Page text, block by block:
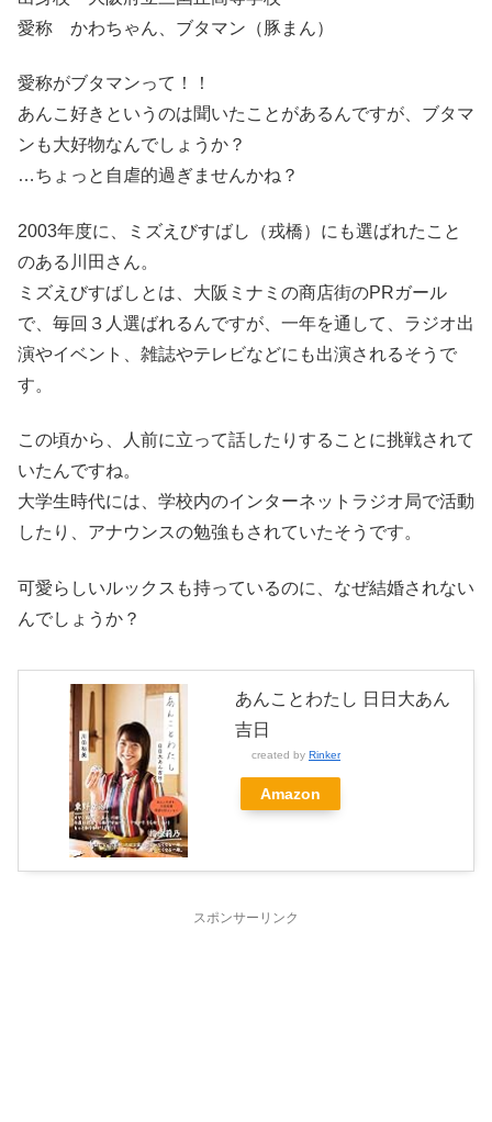
愛称 かわちゃん、ブタマン（豚まん）
愛称がブタマンって！！
あんこ好きというのは聞いたことがあるんですが、ブタマ
ンも大好物なんでしょうか？
…ちょっと自虐的過ぎませんかね？
2003年度に、ミズえびすばし（戎橋）にも選ばれたこと
のある川田さん。
ミズえびすばしとは、大阪ミナミの商店街のPRガール
で、毎回３人選ばれるんですが、一年を通して、ラジオ出
演やイベント、雑誌やテレビなどにも出演されるそうで
す。
この頃から、人前に立って話したりすることに挑戦されて
いたんですね。
大学生時代には、学校内のインターネットラジオ局で活動
したり、アナウンスの勉強もされていたそうです。
可愛らしいルックスも持っているのに、なぜ結婚されない
んでしょうか？
あんことわたし 日日大あん
吉日
created by Rinker
Amazon
スポンサーリンク